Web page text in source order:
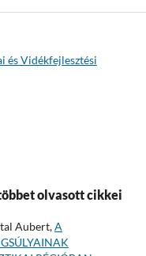
és Vidékfejlesztési
olvasott cikkei
Aubert,A